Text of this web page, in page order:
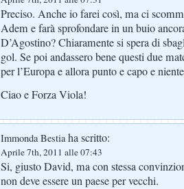
Preciso. Anche io farei così, ma ci
Adem e farà sprofondare in un buio
D’Agostino? Chiaramente si spera di
gol. Se poi andassero bene questi due
per l’Europa e allora punto e capo e
Ciao e Forza Viola!
Immonda Bestiaha scritto:
Aprile 7th, 2011 alle 07:43
Si, giusto David, ma con stessa
non deve essere un paese per vecchi.